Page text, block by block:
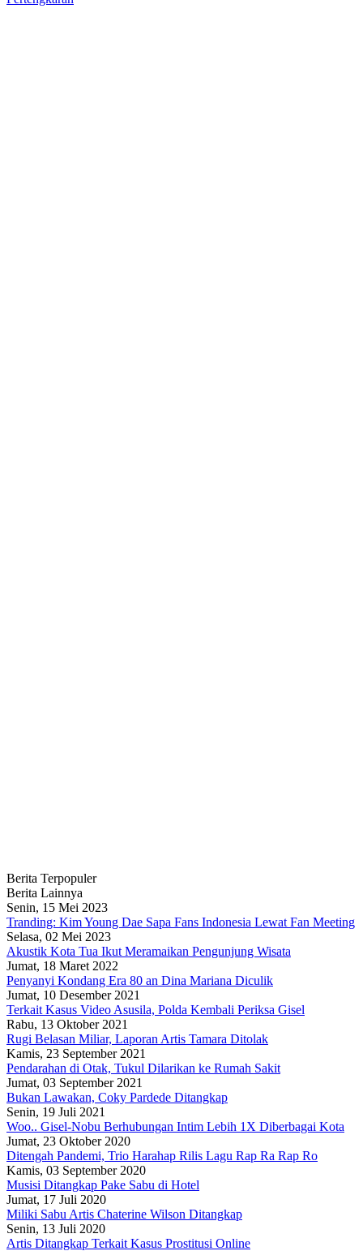
Berita Terpopuler
Berita Lainnya
Senin, 15 Mei 2023
Tranding: Kim Young Dae Sapa Fans Indonesia Lewat Fan Meeting
Selasa, 02 Mei 2023
Akustik Kota Tua Ikut Meramaikan Pengunjung Wisata
Jumat, 18 Maret 2022
Penyanyi Kondang Era 80 an Dina Mariana Diculik
Jumat, 10 Desember 2021
Terkait Kasus Video Asusila, Polda Kembali Periksa Gisel
Rabu, 13 Oktober 2021
Rugi Belasan Miliar, Laporan Artis Tamara Ditolak
Kamis, 23 September 2021
Pendarahan di Otak, Tukul Dilarikan ke Rumah Sakit
Jumat, 03 September 2021
Bukan Lawakan, Coky Pardede Ditangkap
Senin, 19 Juli 2021
Woo.. Gisel-Nobu Berhubungan Intim Lebih 1X Diberbagai Kota
Jumat, 23 Oktober 2020
Ditengah Pandemi, Trio Harahap Rilis Lagu Rap Ra Rap Ro
Kamis, 03 September 2020
Musisi Ditangkap Pake Sabu di Hotel
Jumat, 17 Juli 2020
Miliki Sabu Artis Chaterine Wilson Ditangkap
Senin, 13 Juli 2020
Artis Ditangkap Terkait Kasus Prostitusi Online